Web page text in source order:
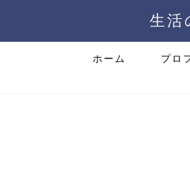
生活
ホーム プロ